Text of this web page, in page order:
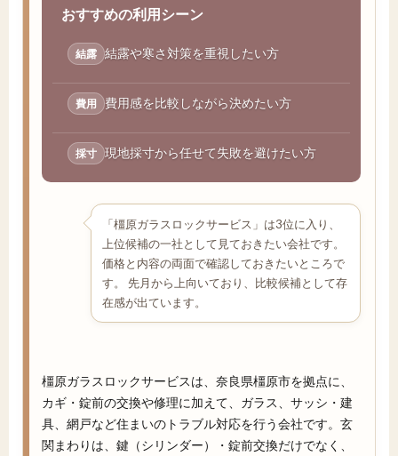
おすすめの利用シーン
結露 結露や寒さ対策を重視したい方
費用 費用感を比較しながら決めたい方
採寸 現地採寸から任せて失敗を避けたい方
「橿原ガラスロックサービス」は3位に入り、
上位候補の一社として見ておきたい会社です。
価格と内容の両面で確認しておきたいところで
す。 先月から上向いており、比較候補として存
在感が出ています。
橿原ガラスロックサービスは、奈良県橿原市を拠点に、
カギ・錠前の交換や修理に加えて、ガラス、サッシ・建
具、網戸など住まいのトラブル対応を行う会社です。玄
関まわりは、鍵（シリンダー）・錠前交換だけでなく、